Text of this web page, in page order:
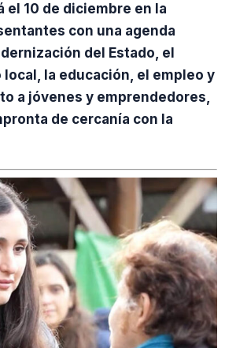
el 10 de diciembre en la
con una agenda
del Estado, el
la educación, el empleo y
a jóvenes y emprendedores,
de cercanía con la